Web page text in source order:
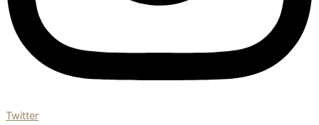
Twitter